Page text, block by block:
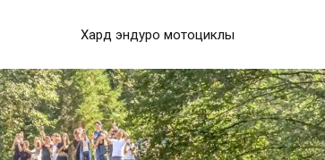
Хард эндуро мотоциклы